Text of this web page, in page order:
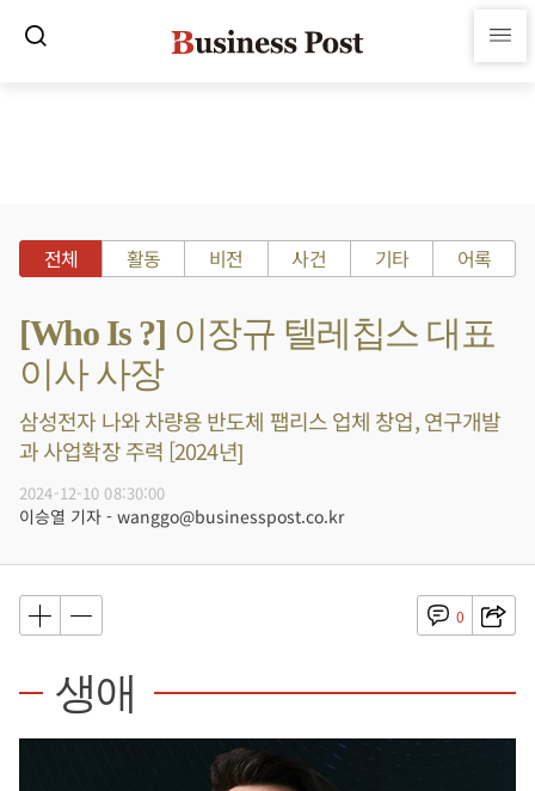
전체 활동 비전 사건 기타 어록
[Who Is ?] 이장규 텔레칩스 대표
이사 사장
삼성전자 나와 차량용 반도체 팹리스 업체 창업, 연구개발
과 사업확장 주력 [2024년]
2024-12-10 08:30:00
이승열 기자 - wanggo@businesspost.co.kr
0
생애